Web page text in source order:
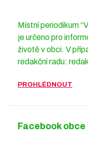
Místní periodikum
je určeno pro
životě v obci. V
redakční radu:
PROHLÉDNOUT
Facebook obce